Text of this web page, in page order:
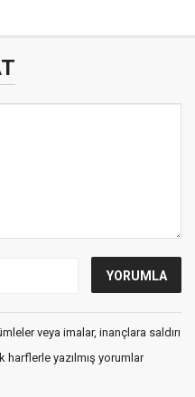
veya imalar, inançlara saldırı
harflerle yazılmış yorumlar